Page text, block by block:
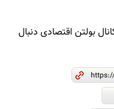
بولتن اقتصادی دنبال